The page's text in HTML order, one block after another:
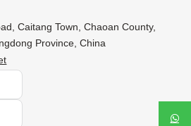
Caitang Town, Chaoan County,
Province, China